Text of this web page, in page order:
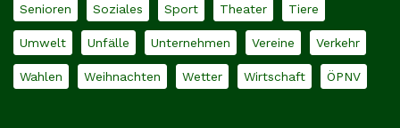
Senioren Soziales Sport Theater Tiere
Umwelt Unfälle Unternehmen Vereine Verkehr
Wahlen Weihnachten Wetter Wirtschaft ÖPNV